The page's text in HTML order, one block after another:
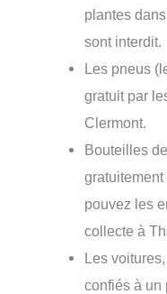
plantes
sont interdit.
Les pneus
gratuit par
Clermont.
Bouteilles
pouvez les
collecte à
Les
confiés à un